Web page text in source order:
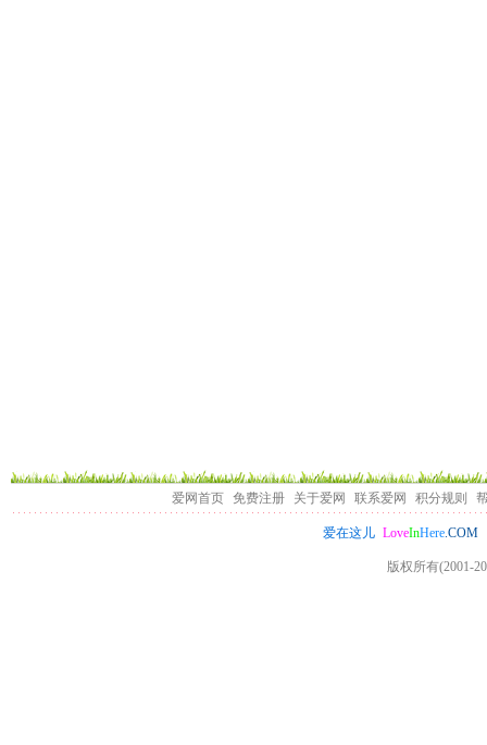
爱网首页 免费注册 关于爱网 联系爱网 积分规则
爱在这儿 LoveInHere.COM
版权所有(2001-